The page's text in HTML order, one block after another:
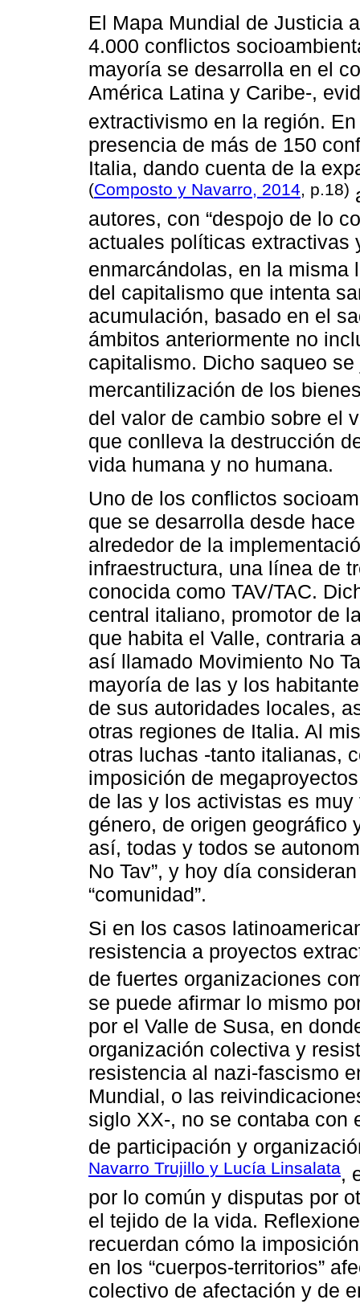
El Mapa Mundial de Justicia
4.000 conflictos
mayoría se desarrolla en el
América Latina y Caribe-,
extractivismo en la región.
presencia de más de 150
Italia, dando cuenta de la
(Composto y Navarro, 2014, p.18)
autores, con “despojo de lo
actuales políticas extractivas
enmarcándolas, en la misma
del capitalismo que intenta
acumulación, basado en el
ámbitos anteriormente no
capitalismo. Dicho saqueo
mercantilización de los
del valor de cambio sobre el
que conlleva la destrucción
vida humana y no humana.
Uno de los conflictos
que se desarrolla desde
alrededor de la
infraestructura, una línea de
conocida como TAV/TAC.
central italiano, promotor de
que habita el Valle, contraria
así llamado Movimiento No
mayoría de las y los
de sus autoridades locales,
otras regiones de Italia. Al
otras luchas -tanto italianas,
imposición de
de las y los activistas es
género, de origen geográfico
así, todas y todos se
No Tav”, y hoy día
“comunidad”.
Si en los casos
resistencia a proyectos
de fuertes organizaciones
se puede afirmar lo mismo
por el Valle de Susa, en
organización colectiva y
resistencia al nazi-fascismo
Mundial, o las
siglo XX-, no se contaba con
de participación y
Navarro Trujillo y Lucía Linsalata,
por lo común y disputas por
el tejido de la vida.
recuerdan cómo la
en los “cuerpos-territorios”
colectivo de afectación y de